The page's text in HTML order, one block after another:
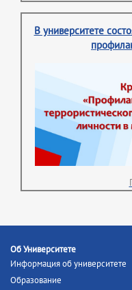
В университете
Об Университете
Информация об университете
Образование